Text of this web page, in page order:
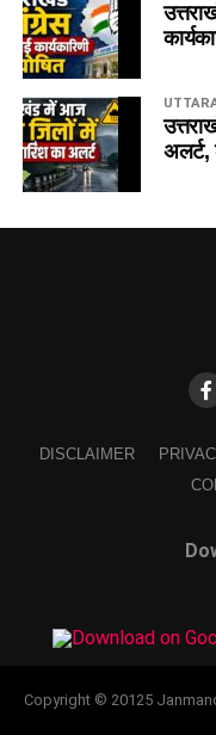
अलर्ट,
DISCLAIMER
Copyright © 20125